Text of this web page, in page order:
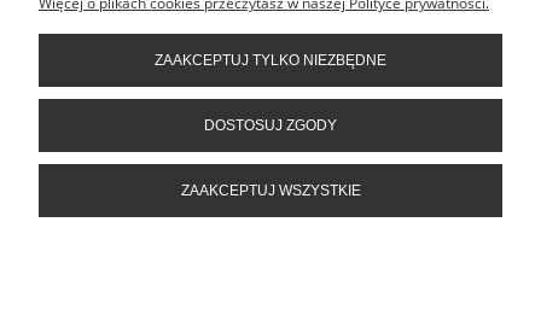
POMOC
INFORMACJE
ZAAKCEPTUJ TYLKO NIEZBĘDNE
DOSTOSUJ ZGODY
ZAAKCEPTUJ WSZYSTKIE